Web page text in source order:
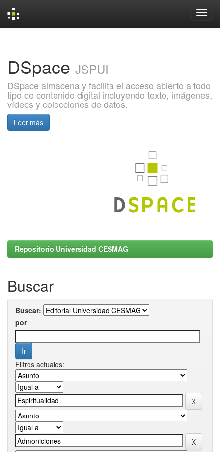
DSpace JSPUI
DSpace almacena y facilita el acceso abierto a todo
tipo de contenido digital incluyendo texto, imágenes,
vídeos y colecciones de datos.
Leer más
Repositorio Universidad CESMAG
Buscar
Buscar:
por
Filtros actuales: